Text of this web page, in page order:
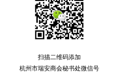
扫描二维码添加
杭州市瑞安商会秘书处微信号